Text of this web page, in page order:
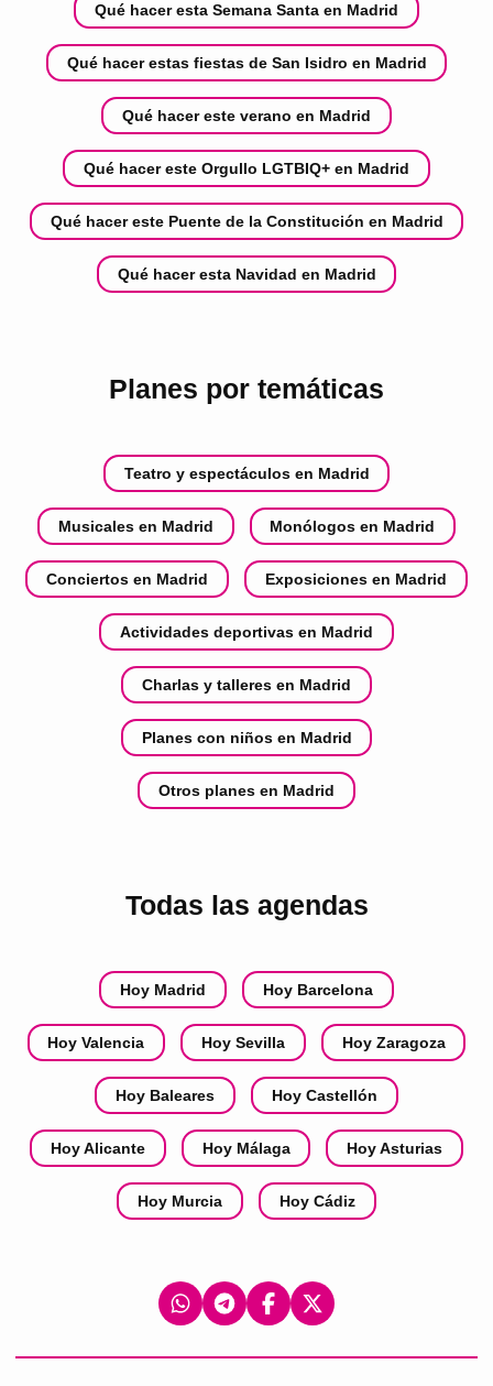
Qué hacer esta Semana Santa en Madrid
Qué hacer estas fiestas de San Isidro en Madrid
Qué hacer este verano en Madrid
Qué hacer este Orgullo LGTBIQ+ en Madrid
Qué hacer este Puente de la Constitución en Madrid
Qué hacer esta Navidad en Madrid
Planes por temáticas
Teatro y espectáculos en Madrid
Musicales en Madrid Monólogos en Madrid
Conciertos en Madrid Exposiciones en Madrid
Actividades deportivas en Madrid
Charlas y talleres en Madrid
Planes con niños en Madrid
Otros planes en Madrid
Todas las agendas
Hoy Madrid Hoy Barcelona
Hoy Valencia Hoy Sevilla Hoy Zaragoza
Hoy Baleares Hoy Castellón
Hoy Alicante Hoy Málaga Hoy Asturias
Hoy Murcia Hoy Cádiz